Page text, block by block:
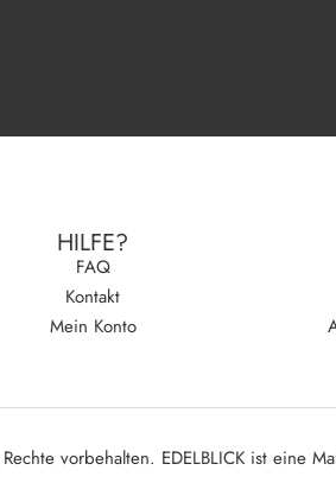
HILFE?
FAQ
Kontakt
Mein Konto
vorbehalten. EDELBLICK ist eine